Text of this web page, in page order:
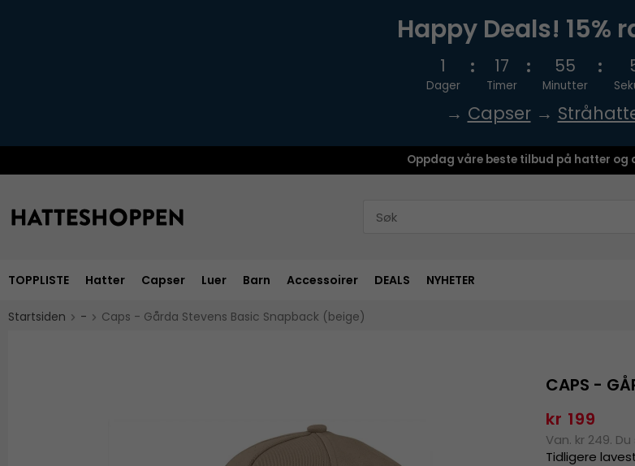
Happy Deals! 15%
1
Dager
17
Timer
55
Minutter
→ Capser→
Oppdag våre beste tilbud på hatter og
TOPPLISTE Hatter Capser Luer Barn Accessoirer DEALS NYHETER
Startsiden - Caps - Gårda Stevens Basic Snapback (beige)
CAPS -
kr 199
Van. kr 249.
Tidligere